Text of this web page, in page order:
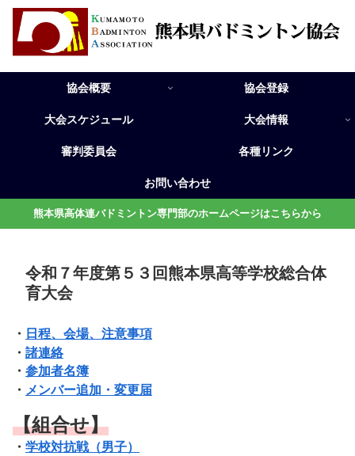
協会概要 協会登録
大会スケジュール 大会情報
審判委員会 各種リンク
お問い合わせ
熊本県高体連バドミントン専門部のホームページはこちらから
令和７年度第５３回熊本県高等学校総合体
育大会
・ 日程、会場、注意事項
・ 諸連絡
・ 参加者名簿
・ メンバー追加・変更届
【組合せ】
・ 学校対抗戦（男子）